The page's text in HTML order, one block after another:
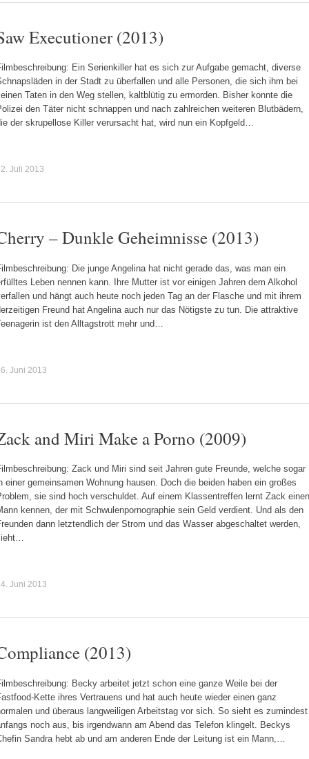
Executioner (2013)
Ein Serienkiller hat es sich zur Aufgabe gemacht, diverse
in der Stadt zu überfallen und alle Personen, die sich ihm bei
Taten in den Weg stellen, kaltblütig zu ermorden. Bisher konnte die
den Täter nicht schnappen und nach zahlreichen weiteren Blutbädern,
der skrupellose Killer verursacht hat, wird nun ein Kopfgeld…
Juli 2013
– Dunkle Geheimnisse (2013)
Die junge Angelina hat nicht gerade das, was man ein
Leben nennen kann. Ihre Mutter ist vor einigen Jahren dem Alkohol
und hängt auch heute noch jeden Tag an der Flasche und mit ihrem
Freund hat Angelina auch nur das Nötigste zu tun. Die attraktive
ist den Alltagstrott mehr und…
Juni 2013
and Miri Make a Porno (2009)
Zack und Miri sind seit Jahren gute Freunde, welche sogar
einer gemeinsamen Wohnung hausen. Doch die beiden haben ein großes
sie sind hoch verschuldet. Auf einem Klassentreffen lernt Zack einen
kennen, der mit Schwulenpornographie sein Geld verdient. Und als den
dann letztendlich der Strom und das Wasser abgeschaltet werden,
Juni 2013
(2013)
Becky arbeitet jetzt schon eine ganze Weile bei der
Kette ihres Vertrauens und hat auch heute wieder einen ganz
und überaus langweiligen Arbeitstag vor sich. So sieht es zumindest
noch aus, bis irgendwann am Abend das Telefon klingelt. Beckys
Sandra hebt ab und am anderen Ende der Leitung ist ein Mann,…